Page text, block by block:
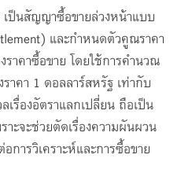
เป็นสัญญาซื้อขายล่วงหน้าแบบ
และกำหนดตัวคูณราคา
าคาซื้อขาย โดยใช้การคำนวณ
าคา 1 ดอลลาร์สหรัฐ เท่ากับ
รื่องอัตราแลกเปลี่ยน ถือเป็น
ะจะช่วยตัดเรื่องความผันผวน
การวิเคราะห์และการซื้อขาย